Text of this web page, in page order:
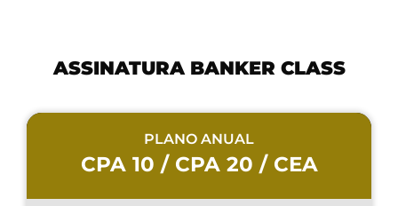
ASSINATURA BANKER CLASS
PLANO ANUAL
CPA 10 / CPA 20 / CEA